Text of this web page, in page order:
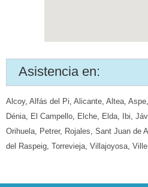
Asistencia en:
Alcoy, Alfás del Pi Alicante Altea Aspe
Dénia
El Campello Elche Elda Ibi
Orihuela
Petrer, Rojales Sant Juan de
del Raspeig Torrevieja Villajoyosa